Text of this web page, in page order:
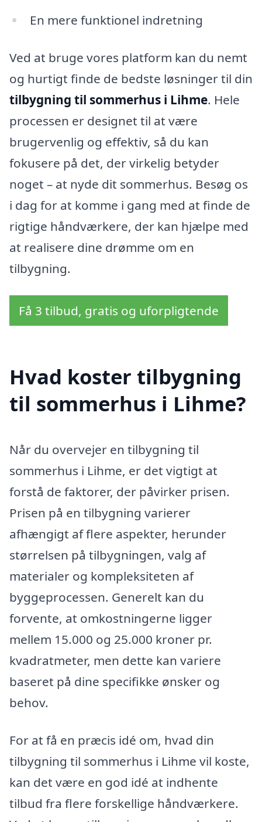
En mere funktionel indretning
Ved at bruge vores platform kan du nemt
og hurtigt finde de bedste løsninger til din
tilbygning til sommerhus i Lihme. Hele
processen er designet til at være
brugervenlig og effektiv, så du kan
fokusere på det, der virkelig betyder
noget – at nyde dit sommerhus. Besøg os
i dag for at komme i gang med at finde de
rigtige håndværkere, der kan hjælpe med
at realisere dine drømme om en
tilbygning.
Få 3 tilbud, gratis og uforpligtende
Hvad koster tilbygning
til sommerhus i Lihme?
Når du overvejer en tilbygning til
sommerhus i Lihme, er det vigtigt at
forstå de faktorer, der påvirker prisen.
Prisen på en tilbygning varierer
afhængigt af flere aspekter, herunder
størrelsen på tilbygningen, valg af
materialer og kompleksiteten af
byggeprocessen. Generelt kan du
forvente, at omkostningerne ligger
mellem 15.000 og 25.000 kroner pr.
kvadratmeter, men dette kan variere
baseret på dine specifikke ønsker og
behov.
For at få en præcis idé om, hvad din
tilbygning til sommerhus i Lihme vil koste,
kan det være en god idé at indhente
tilbud fra flere forskellige håndværkere.